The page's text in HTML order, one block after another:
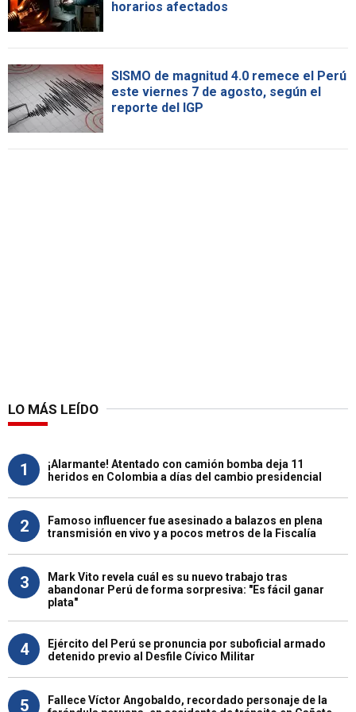
horarios afectados
SISMO de magnitud 4.0 remece el Perú
este viernes 7 de agosto, según el
reporte del IGP
LO MÁS LEÍDO
1
¡Alarmante! Atentado con camión bomba deja 11
heridos en Colombia a días del cambio presidencial
2
Famoso influencer fue asesinado a balazos en plena
transmisión en vivo y a pocos metros de la Fiscalía
3
Mark Vito revela cuál es su nuevo trabajo tras
abandonar Perú de forma sorpresiva: "Es fácil ganar
plata"
4
Ejército del Perú se pronuncia por suboficial armado
detenido previo al Desfile Cívico Militar
5
Fallece Víctor Angobaldo, recordado personaje de la